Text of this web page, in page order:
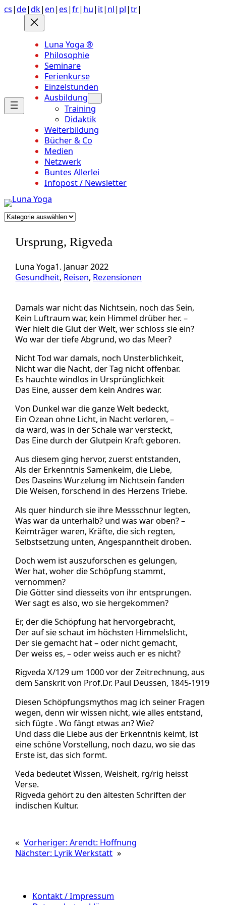
Anchor
Zum
Inhalt
springen
cs|de|dk| en| es|fr| hu| it| nl| pl|tr|
Luna Yoga ®
Philosophie
Seminare
Ferienkurse
Einzelstunden
Ausbildung
Training
Didaktik
Weiterbildung
Bücher & Co
Medien
Netzwerk
Buntes Allerlei
Infopost / Newsletter
Kategorien
Ursprung, Rigveda
Luna Yoga1. Januar 2022
Gesundheit, Reisen, Rezensionen
Damals war nicht das Nichtsein, noch das Sein,
Kein Luftraum war, kein Himmel drüber her. –
Wer hielt die Glut der Welt, wer schloss sie ein?
Wo war der tiefe Abgrund, wo das Meer?
Nicht Tod war damals, noch Unsterblichkeit,
Nicht war die Nacht, der Tag nicht offenbar.
Es hauchte windlos in Ursprünglichkeit
Das Eine, ausser dem kein Andres war.
Von Dunkel war die ganze Welt bedeckt,
Ein Ozean ohne Licht, in Nacht verloren, –
da ward, was in der Schale war versteckt,
Das Eine durch der Glutpein Kraft geboren.
Aus diesem ging hervor, zuerst entstanden,
Als der Erkenntnis Samenkeim, die Liebe,
Des Daseins Wurzelung im Nichtsein fanden
Die Weisen, forschend in des Herzens Triebe.
Als quer hindurch sie ihre Messschnur legten,
Was war da unterhalb? und was war oben? –
Keimträger waren, Kräfte, die sich regten,
Selbstsetzung unten, Angespanntheit droben.
Doch wem ist auszuforschen es gelungen,
Wer hat, woher die Schöpfung stammt,
vernommen?
Die Götter sind diesseits von ihr entsprungen.
Wer sagt es also, wo sie hergekommen?
Er, der die Schöpfung hat hervorgebracht,
Der auf sie schaut im höchsten Himmelslicht,
Der sie gemacht hat – oder nicht gemacht,
Der weiss es, – oder weiss auch er es nicht?
Rigveda X/129 um 1000 vor der Zeitrechnung, aus
dem Sanskrit von Prof.Dr. Paul Deussen, 1845-1919
Diesen Schöpfungsmythos mag ich seiner Fragen
wegen, denn wir wissen nicht, wie alles entstand,
sich fügte . Wo fängt etwas an? Wie?
Und dass die Liebe aus der Erkenntnis keimt, ist
eine schöne Vorstellung, noch dazu, wo sie das
Erste ist, das sich formt.
Veda bedeutet Wissen, Weisheit, rg/rig heisst
Verse.
Rigveda gehört zu den ältesten Schriften der
indischen Kultur.
« Vorheriger:Arendt: Hoffnung
Nächster: Lyrik Werkstatt »
Kontakt / Impressum